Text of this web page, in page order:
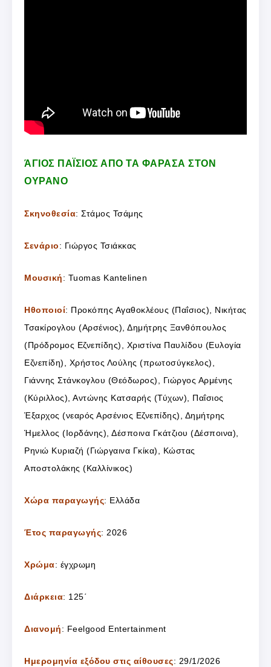
ΆΓΙΟΣ ΠΑΪΣΙΟΣ ΑΠΟ ΤΑ ΦΑΡΑΣΑ ΣΤΟΝ
ΟΥΡΑΝΟ
Σκηνοθεσία: Στάμος Τσάμης
Σενάριο: Γιώργος Τσιάκκας
Μουσική: Tuomas Kantelinen
Ηθοποιοί: Προκόπης Αγαθοκλέους (Παΐσιος), Νικήτας
Τσακίρογλου (Αρσένιος), Δημήτρης Ξανθόπουλος
(Πρόδρομος Εζνεπίδης), Χριστίνα Παυλίδου (Ευλογία
Εζνεπίδη), Χρήστος Λούλης (πρωτοσύγκελος),
Γιάννης Στάνκογλου (Θεόδωρος), Γιώργος Αρμένης
(Κύριλλος), Αντώνης Κατσαρής (Τύχων), Παΐσιος
Έξαρχος (νεαρός Αρσένιος Εζνεπίδης), Δημήτρης
Ήμελλος (Ιορδάνης), Δέσποινα Γκάτζιου (Δέσποινα),
Ρηνιώ Κυριαζή (Γιώργαινα Γκίκα), Κώστας
Αποστολάκης (Καλλίνικος)
Χώρα παραγωγής: Ελλάδα
Έτος παραγωγής: 2026
Χρώμα: έγχρωμη
Διάρκεια: 125΄
Διανομή: Feelgood Entertainment
Ημερομηνία εξόδου στις αίθουσες: 29/1/2026